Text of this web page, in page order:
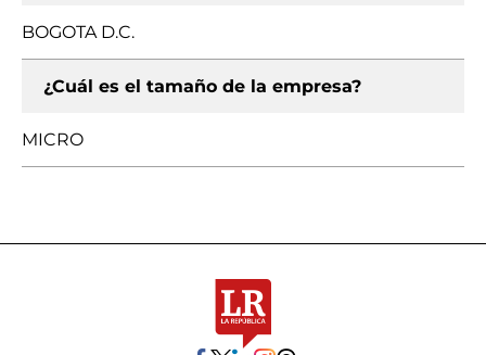
BOGOTA D.C.
¿Cuál es el tamaño de la empresa?
MICRO